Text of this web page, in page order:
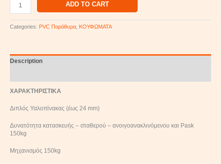
ADD TO CART
Categories: PVC Παράθυρα, ΚΟΥΦΩΜΑΤΑ
Description
ΧΑΡΑΚΤΗΡΙΣΤΙΚΑ
Διπλός Υαλοπίνακας (έως 24 mm)
Δυνατότητα κατασκευής – σταθερού – ανοιγοανακλινόμενου και Pask
150kg
Μηχανισμός 150kg